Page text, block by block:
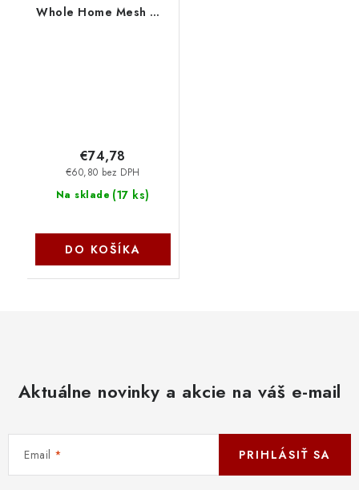
Whole Home Mesh Wi-
Na sklade (17 ks)
€60,80 bez DPH
€74,78
DO KOŠÍKA
Aktuálne novinky a akcie na váš e-mail
Email PRIHLÁSIŤ SA